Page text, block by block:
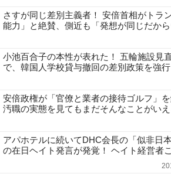
さすが同じ差別主義者！ 安倍首相がトラ
能力」と絶賛、側近も「発想が同じだから
小池百合子の本性が表れた！ 五輪施設見
で、韓国人学校貸与撤回の差別政策を強行
安倍政権が「官僚と業者の接待ゴルフ」
汚職の実態を見てもまだそんなことがい
アパホテルに続いてDHC会長の「似非日
の在日ヘイト発言が発覚！ ヘイト経営者